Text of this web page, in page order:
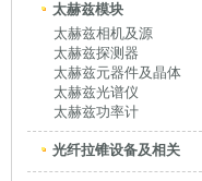
太赫兹模块
太赫兹相机及源
太赫兹探测器
太赫兹元器件及晶体
太赫兹光谱仪
太赫兹功率计
光纤拉锥设备及相关